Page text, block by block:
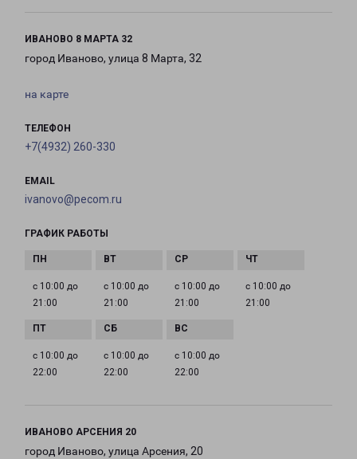
ИВАНОВО 8 МАРТА 32
город Иваново, улица 8 Марта, 32
на карте
ТЕЛЕФОН
+7(4932) 260-330
EMAIL
ivanovo@pecom.ru
ГРАФИК РАБОТЫ
с 10:00 до
21:00
с 10:00 до
21:00
с 10:00 до
21:00
с 10:00 до
21:00
с 10:00 до
22:00
с 10:00 до
22:00
с 10:00 до
22:00
ИВАНОВО АРСЕНИЯ 20
город Иваново, улица Арсения, 20